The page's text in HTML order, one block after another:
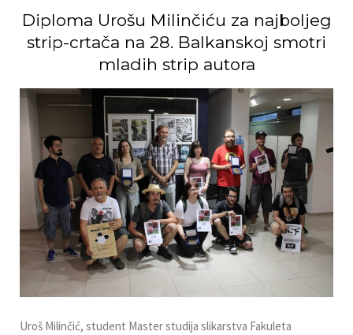
Diploma Urošu Milinčiću za najboljeg
strip-crtača na 28. Balkanskoj smotri
mladih strip autora
Uroš Milinčić, student Master studija slikarstva Fakuleta